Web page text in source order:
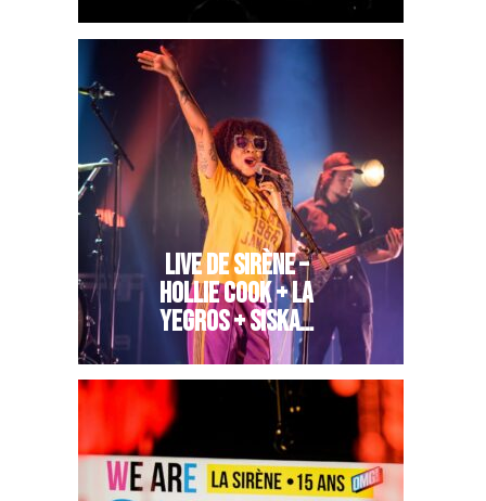
LIVE DE SIRÈNE –
HOLLIE COOK + LA
YEGROS + SISKA…